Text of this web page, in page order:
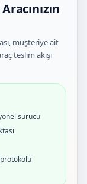
müşteriye ait
teslim akışı
sürücü